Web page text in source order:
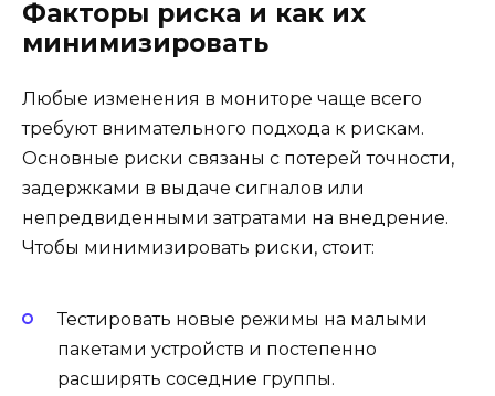
Факторы риска и как их
минимизировать
Любые изменения в мониторе чаще всего
требуют внимательного подхода к рискам.
Основные риски связаны с потерей точности,
задержками в выдаче сигналов или
непредвиденными затратами на внедрение.
Чтобы минимизировать риски, стоит:
Тестировать новые режимы на малыми
пакетами устройств и постепенно
расширять соседние группы.